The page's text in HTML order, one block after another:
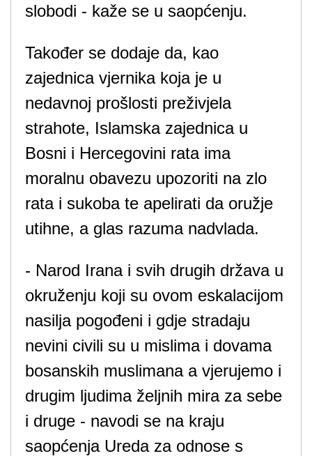
slobodi - kaže se u saopćenju.
Također se dodaje da, kao
zajednica vjernika koja je u
nedavnoj prošlosti preživjela
strahote, Islamska zajednica u
Bosni i Hercegovini rata ima
moralnu obavezu upozoriti na zlo
rata i sukoba te apelirati da oružje
utihne, a glas razuma nadvlada.
- Narod Irana i svih drugih država u
okruženju koji su ovom eskalacijom
nasilja pogođeni i gdje stradaju
nevini civili su u mislima i dovama
bosanskih muslimana a vjerujemo i
drugim ljudima željnih mira za sebe
i druge - navodi se na kraju
saopćenja Ureda za odnose s